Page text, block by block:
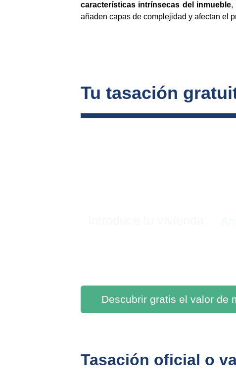
características intrínsecas del inmueble,
añaden capas de complejidad y afectan el
Descubrir gratis el valor de
Tu tasación
Tasación oficial o